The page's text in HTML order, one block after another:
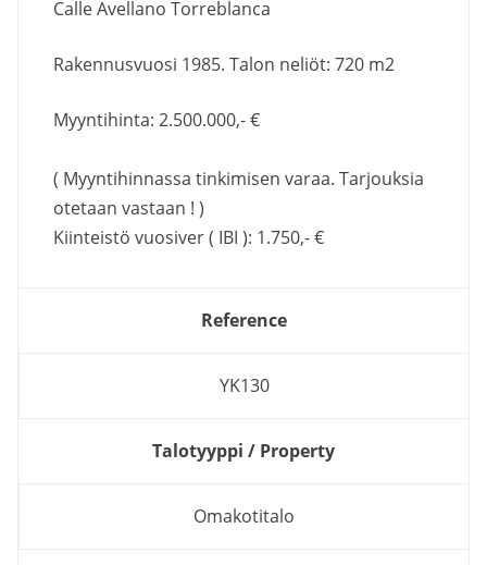
Calle Avellano Torreblanca
Rakennusvuosi 1985. Talon neliöt: 720 m2
Myyntihinta: 2.500.000,- €
( Myyntihinnassa tinkimisen varaa. Tarjouksia
otetaan vastaan ! )
Kiinteistö vuosiver ( IBI ): 1.750,- €
Reference
YK130
Talotyyppi / Property
Omakotitalo